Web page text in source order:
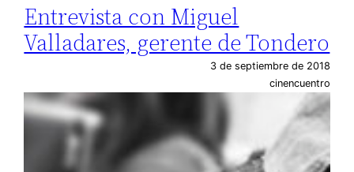
Entrevista con Miguel
Valladares, gerente de Tondero
3 de septiembre de 2018
cinencuentro